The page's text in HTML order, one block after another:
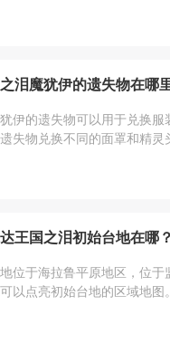
泪魔犹伊的遗失物在哪
伊的遗失物可以用于兑换服
失物兑换不同的面罩和精灵
王国之泪初始台地在哪？
位于海拉鲁平原地区，位于
以点亮初始台地的区域地图。